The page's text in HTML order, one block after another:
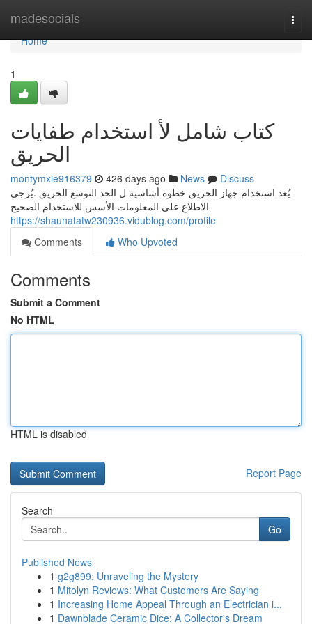
madesocials
Home
Home
1
كتاب شامل لأ استخدام طفايات
الحريق
montymxie916379 426 days ago News
Discuss
يُعد استخدام جهاز الحريق خطوة أساسية ل الحد التوسع الحريق .يُرجى
الاطلاع على المعلومات الأسس للاستخدام الصحيح
https://shaunatatw230936.vidublog.com/profile
Comments
Who Upvoted
Comments
Submit a Comment
No HTML
HTML is disabled
Report Page
Search
Go
Published News
1 g2g899: Unraveling the Mystery
1 Mitolyn Reviews: What Customers Are Saying
1 Increasing Home Appeal Through an Electrician i...
1 Dawnblade Ceramic Dice: A Collector's Dream